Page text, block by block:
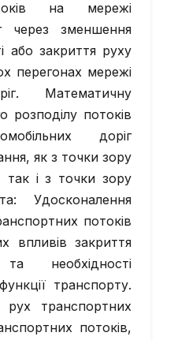
на мережі
через зменшення
або закриття руху
перегонах мережі
Математичну
розподілу потоків
доріг
як з точки зору
і з точки зору
Удосконалення
потоків
впливів закриття
необхідності
транспорту.
рух транспортних
потоків,